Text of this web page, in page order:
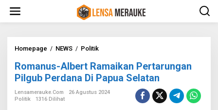
w
Homepage / NEWS / Politik
m
a
u
Romanus-Albert Ramaikan Pertarungan
Pilgub Perdana Di Papua Selatan
Lensamerauke.com
26 Agustus 2024
Politik
1316 Dilihat